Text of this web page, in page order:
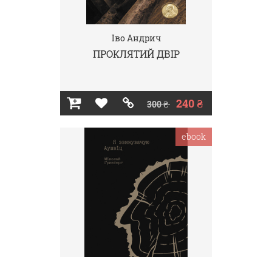
Іво Андрич
ПРОКЛЯТИЙ ДВІР
300 ₴ 240 ₴
ebook